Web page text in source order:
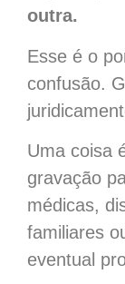
outra.
Esse é o
confusão.
Uma coisa
gravação
médicas,
familiares
eventual